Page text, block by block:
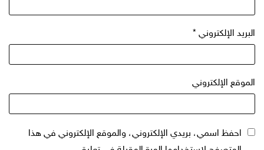
البريد الإلكتروني *
الموقع الإلكتروني
احفظ اسمي، بريدي الإلكتروني، والموقع الإلكتروني في هذا